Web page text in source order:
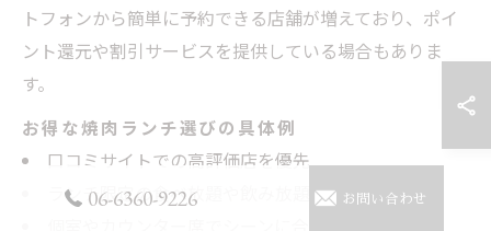
トフォンから簡単に予約できる店舗が増えており、ポイ
ント還元や割引サービスを提供している場合もありま
す。
お得な焼肉ランチ選びの具体例
口コミサイトでの高評価店を優先
ランチ限定の食べ放題や飲み放題を活用
06-6360-9226 お問い合わせ